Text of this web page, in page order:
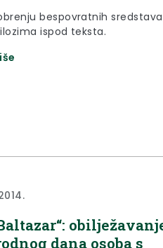
bespovratnih
ispod teksta.
dana osoba s